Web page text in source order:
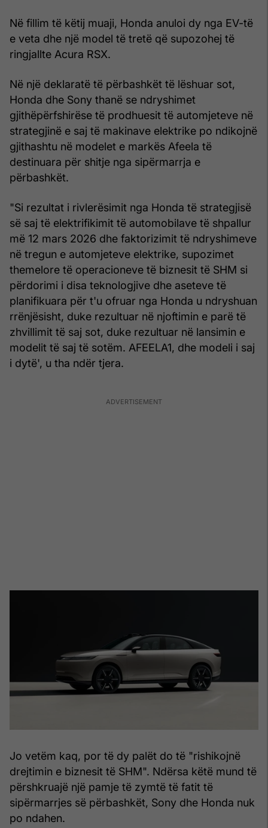
Në fillim të këtij muaji, Honda anuloi dy nga EV-të
e veta dhe një model të tretë që supozohej të
ringjallte Acura RSX.
Në një deklaratë të përbashkët të lëshuar sot,
Honda dhe Sony thanë se ndryshimet
gjithëpërfshirëse të prodhuesit të automjeteve në
strategjinë e saj të makinave elektrike po ndikojnë
gjithashtu në modelet e markës Afeela të
destinuara për shitje nga sipërmarrja e
përbashkët.
"Si rezultat i rivlerësimit nga Honda të strategjisë
së saj të elektrifikimit të automobilave të shpallur
më 12 mars 2026 dhe faktorizimit të ndryshimeve
në tregun e automjeteve elektrike, supozimet
themelore të operacioneve të biznesit të SHM si
përdorimi i disa teknologjive dhe aseteve të
planifikuara për t'u ofruar nga Honda u ndryshuan
rrënjësisht, duke rezultuar në njoftimin e parë të
zhvillimit të saj sot, duke rezultuar në lansimin e
modelit të saj të sotëm. AFEELA1, dhe modeli i saj
i dytë', u tha ndër tjera.
Jo vetëm kaq, por të dy palët do të "rishikojnë
drejtimin e biznesit të SHM". Ndërsa këtë mund të
përshkruajë një pamje të zymtë të fatit të
sipërmarrjes së përbashkët, Sony dhe Honda nuk
po ndahen.